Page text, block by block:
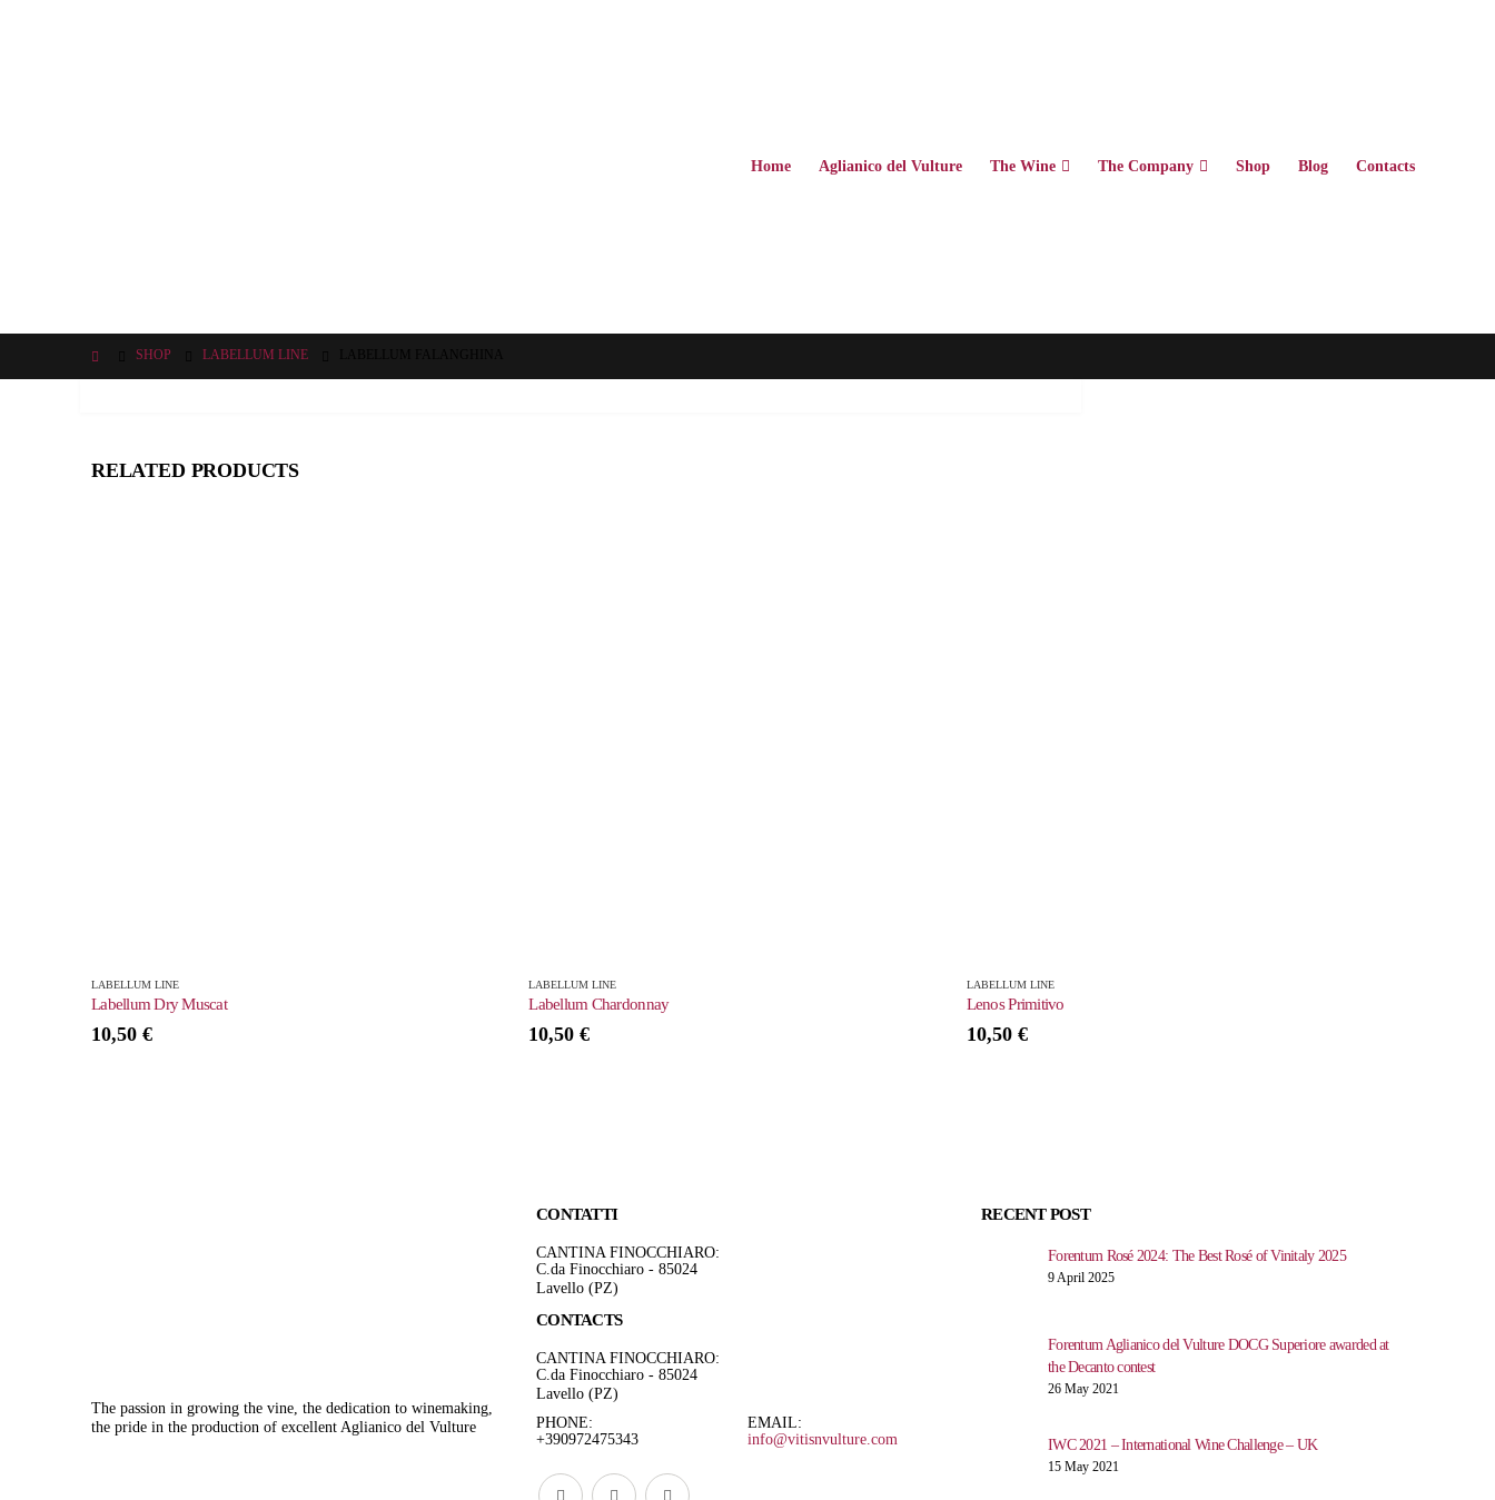
Home Aglianico del Vulture The Wine The Company Shop Blog Contacts
SHOP LABELLUM LINE
RELATED PRODUCTS
LABELLUM LINE
Labellum Dry Muscat
10,50 €
LABELLUM LINE
Labellum Chardonnay
10,50€
LABELLUM LINE
Lenos Primitivo
10,50 €
The passion in growing the vine, the dedication to winemaking,
the pride in the production of excellent Aglianico del Vulture
CONTATTI
CANTINA FINOCCHIARO:
C.da Finocchiaro - 85024
Lavello (PZ)
CONTACTS
CANTINA FINOCCHIARO:
C.da Finocchiaro - 85024
Lavello (PZ)
PHONE:
+390972475343
EMAIL:
info@vitisnvulture.com
RECENT POST
Forentum Rosé 2024: The Best Rosé of Vinitaly 2025
9 April 2025
Forentum Aglianico del Vulture DOCG Superiore awarded at
the Decanto contest
26 May 2021
IWC 2021 – International Wine Challenge – UK
15 May 2021